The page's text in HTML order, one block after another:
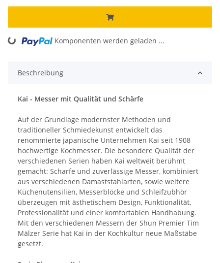
Loading... Komponenten werden geladen ...
Beschreibung
Kai - Messer mit Qualität und Schärfe
Auf der Grundlage modernster Methoden und
traditioneller Schmiedekunst entwickelt das
renommierte japanische Unternehmen Kai seit 1908
hochwertige Kochmesser. Die besondere Qualität der
verschiedenen Serien haben Kai weltweit berühmt
gemacht: Scharfe und zuverlässige Messer, kombiniert
aus verschiedenen Damaststahlarten, sowie weitere
Küchenutensilien, Messerblöcke und Schleifzubhör
überzeugen mit ästhetischem Design, Funktionalität,
Professionalität und einer komfortablen Handhabung.
Mit den verschiedenen Messern der Shun Premier Tim
Mälzer Serie hat Kai in der Kochkultur neue Maßstäbe
gesetzt.